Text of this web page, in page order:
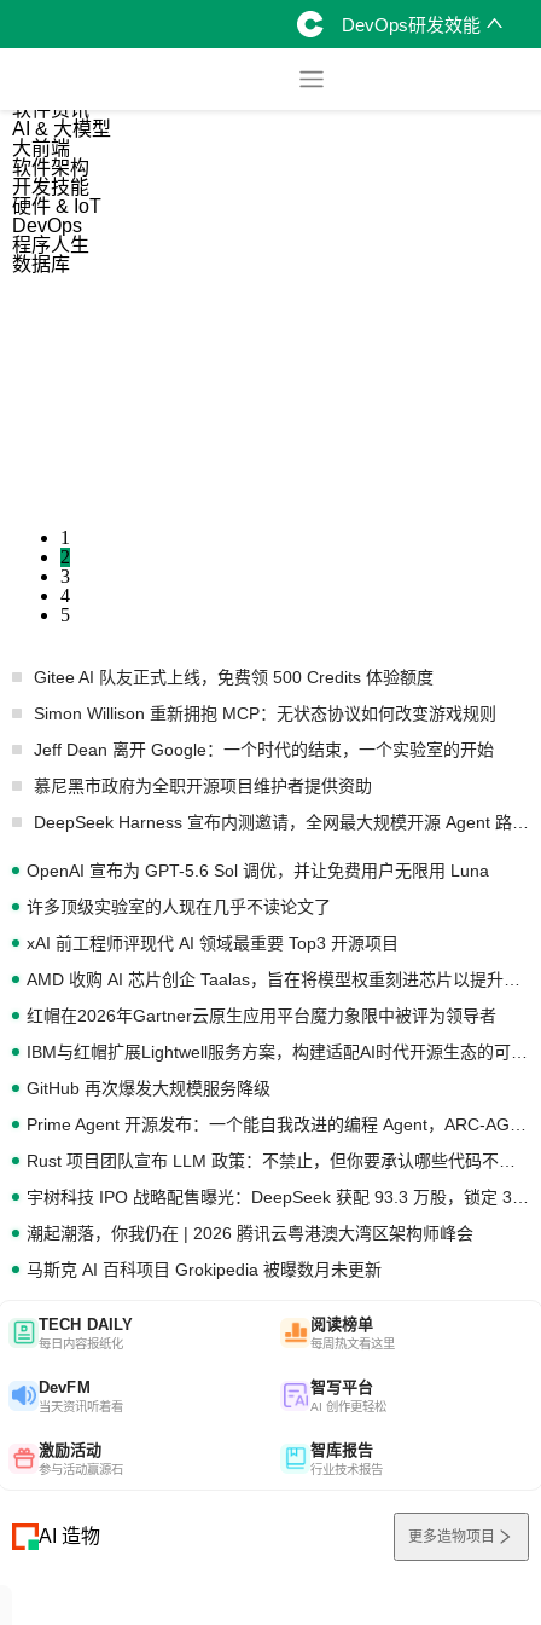
DevOps研发效能
软件资讯
AI & 大模型
大前端
软件架构
开发技能
硬件 & IoT
DevOps
程序人生
数据库
1
2
3
4
5
Gitee AI 队友正式上线，免费领 500 Credits 体验额度
Simon Willison 重新拥抱 MCP：无状态协议如何改变游戏规则
Jeff Dean 离开 Google：一个时代的结束，一个实验室的开始
慕尼黑市政府为全职开源项目维护者提供资助
OpenAI 宣布为 GPT-5.6 Sol 调优，并让免费用户无限用 Luna
许多顶级实验室的人现在几乎不读论文了
xAI 前工程师评现代 AI 领域最重要 Top3 开源项目
红帽在2026年Gartner云原生应用平台魔力象限中被评为领导者
GitHub 再次爆发大规模服务降级
潮起潮落，你我仍在 | 2026 腾讯云粤港澳大湾区架构师峰会
马斯克 AI 百科项目 Grokipedia 被曝数月未更新
TECH DAILY
每日内容报纸化
阅读榜单
每周热文看这里
DevFM
当天资讯听着看
智写平台
AI 创作更轻松
激励活动
参与活动赢源石
智库报告
行业技术报告
AI 造物 更多造物项目